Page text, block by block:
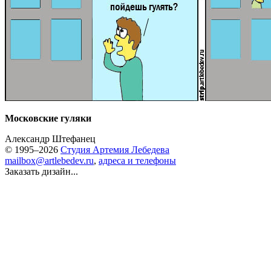
Московские гуляки
Александр Штефанец
© 1995–2026 Студия Артемия Лебедева
mailbox@artlebedev.ru, адреса и телефоны
Заказать дизайн...